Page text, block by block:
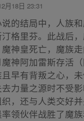
月18日 23:31
的结局中，人族
格里芬。此战后
神皇死亡，魔族
神阿加雷斯存活
早有背叛之心，
力量之源时不受
，还与人类交好
领伙伴战胜了魔族